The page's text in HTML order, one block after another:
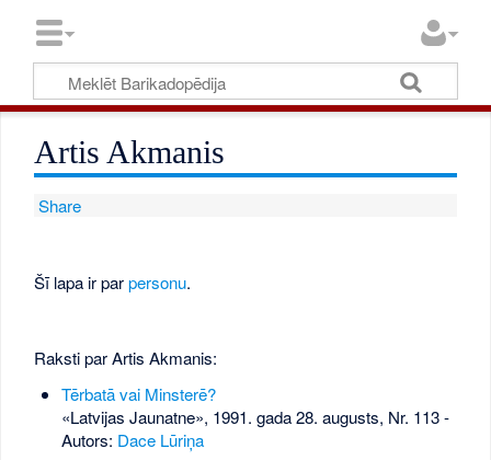
Artis Akmanis
Share
Šī lapa ir parpersonu.
Raksti par Artis Akmanis:
Tērbatā vai Minsterē?
«Latvijas Jaunatne», 1991. gada 28. augusts, Nr. 113-
Autors: Dace Lūriņa